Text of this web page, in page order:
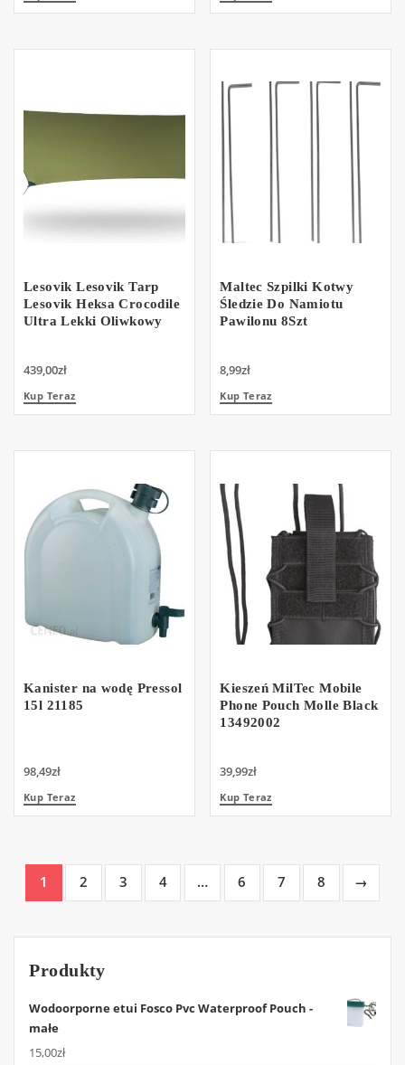
Lesovik Lesovik Tarp
Lesovik Heksa Crocodile
Ultra Lekki Oliwkowy
439,00zł
Kup Teraz
Maltec Szpilki Kotwy
Śledzie Do Namiotu
Pawilonu 8Szt
8,99zł
Kup Teraz
Kanister na wodę Pressol
15l 21185
98,49zł
Kup Teraz
Kieszeń MilTec Mobile
Phone Pouch Molle Black
13492002
39,99zł
Kup Teraz
1 2 3 4 … 6 7 8 →
Produkty
Wodoorporne etui Fosco Pvc Waterproof Pouch -
małe
15,00zł